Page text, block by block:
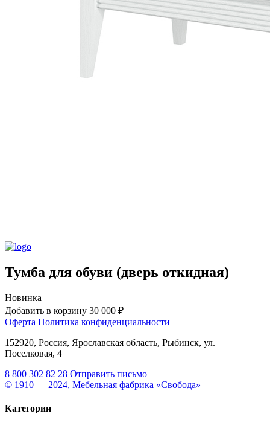
Тумба для обуви (дверь откидная)
Новинка
Добавить в корзину 30 000 ₽
Оферта Политика конфиденциальности
152920, Россия, Ярославская область, Рыбинск, ул.
Поселковая, 4
8 800 302 82 28 Отправить письмо
© 1910 — 2024, Мебельная фабрика «Свобода»
Категории